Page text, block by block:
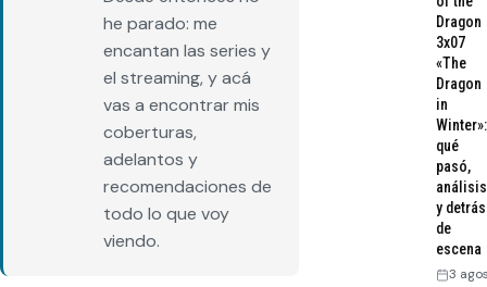
he parado: me
encantan las series y
el streaming, y acá
vas a encontrar mis
coberturas,
adelantos y
recomendaciones de
todo lo que voy
viendo.
Dragon
3x07
«The
Dragon
in
Winter»:
qué
pasó,
análisis
y detrás
de
escena
3